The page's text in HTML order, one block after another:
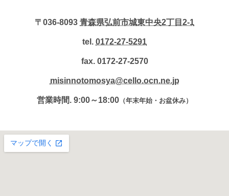
〒036-8093 青森県弘前市城東中央2丁目2-1
tel. 0172-27-5291
fax. 0172-27-2570
misinnotomosya@cello.ocn.ne.jp
営業時間. 9:00～18:00 （年末年始・お盆休み）